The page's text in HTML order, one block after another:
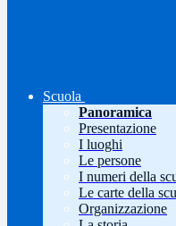
Scuola
Panoramica
Presentazione
I luoghi
Le persone
I numeri della
Le carte della
Organizzazione